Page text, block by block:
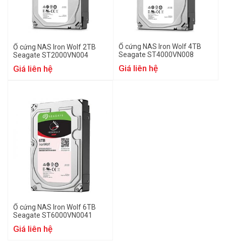
Ổ cứng NAS Iron Wolf 2TB
Seagate ST2000VN004
Giá liên hệ
Ổ cứng NAS Iron Wolf 4TB
Seagate ST4000VN008
Giá liên hệ
Ổ cứng NAS Iron Wolf 6TB
Seagate ST6000VN0041
Giá liên hệ